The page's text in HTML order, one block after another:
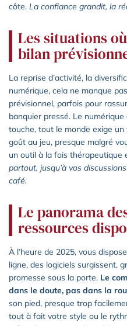
côte. La confiance grandit, la
Les situations
bilan
La reprise d’activité, la
numérique, cela ne manque
prévisionnel, parfois pour
banquier pressé. Le
touche, tout le monde exige
goût au jeu, presque malgré
un outil à la fois thérapeutique
partout, jusqu’à vos
café.
Le panorama
ressources
À l’heure de 2025, vous
ligne, des logiciels surgissent,
promesse sous la porte. Le
dans le doute, pas dans la
son pied, presque trop
tout à fait votre style ou le